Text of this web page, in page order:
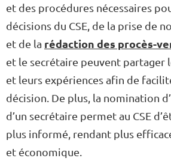
et des procédures nécessaires
décisions du CSE, de la prise de
et de la rédaction des procès-
et le secrétaire peuvent partager
et leurs expériences afin de
décision. De plus, la nomination
d’un secrétaire permet au CSE
plus informé, rendant plus
et économique.